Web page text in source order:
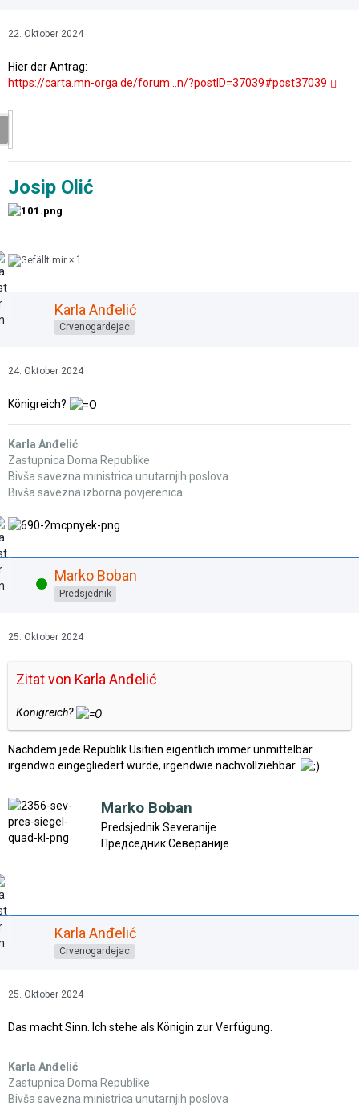
22. Oktober 2024
Hier der Antrag:
https://carta.mn-orga.de/forum…n/?postID=37039#post37039
Josip Olić
1
Karla Anđelić
Crvenogardejac
24. Oktober 2024
Königreich?
Karla Anđelić
Zastupnica Doma Republike
Bivša savezna ministrica unutarnjih poslova
Bivša savezna izborna povjerenica
Online Marko Boban
Predsjednik
25. Oktober 2024
Zitat von Karla Anđelić
Königreich?
Nachdem jede Republik Usitien eigentlich immer unmittelbar
irgendwo eingegliedert wurde, irgendwie nachvollziehbar.
Marko Boban
Predsjednik Severanije
Председник Севераније
Karla Anđelić
Crvenogardejac
25. Oktober 2024
Das macht Sinn. Ich stehe als Königin zur Verfügung.
Karla Anđelić
Zastupnica Doma Republike
Bivša savezna ministrica unutarnjih poslova